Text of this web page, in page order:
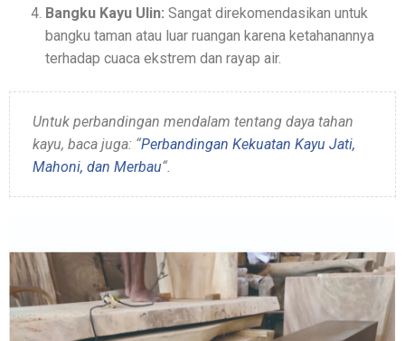
Bangku Kayu Ulin: Sangat direkomendasikan untuk
bangku taman atau luar ruangan karena ketahanannya
terhadap cuaca ekstrem dan rayap air.
Untuk perbandingan mendalam tentang daya tahan
kayu, baca juga: “Perbandingan Kekuatan Kayu Jati,
Mahoni, dan Merbau“.